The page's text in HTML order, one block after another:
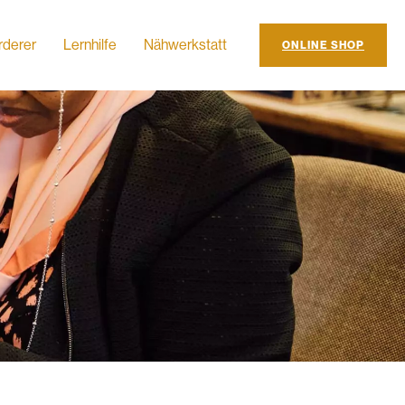
Lernhilfe Nähwerkstatt ONLINE SHOP